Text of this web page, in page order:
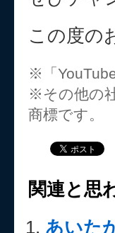
この度の
※「
※その他の
商標です。
関連と思
あいた